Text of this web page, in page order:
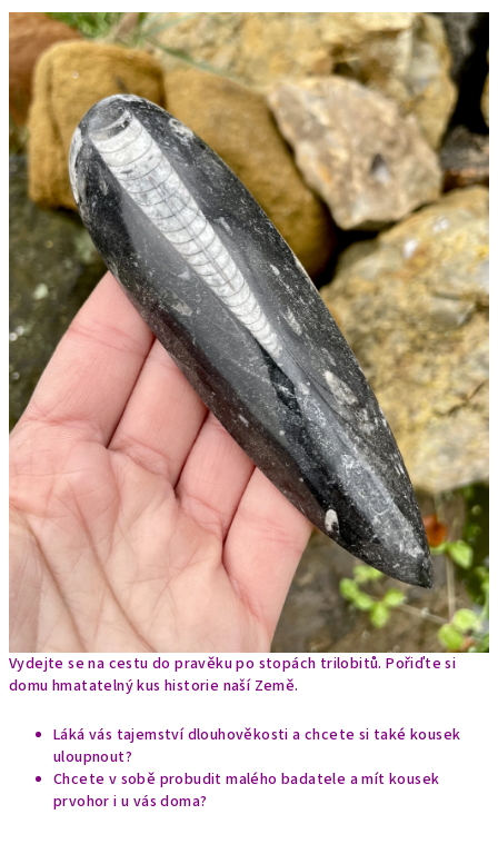
Vydejte se na cestu do pravěku po stopách trilobitů. Pořiďte si
domu hmatatelný kus historie naší Země.
Láká vás tajemství dlouhověkosti a chcete si také kousek
uloupnout?
Chcete v sobě probudit malého badatele a mít kousek
prvohor i u vás doma?
produktu
0,0
z
5
hvězdiček.